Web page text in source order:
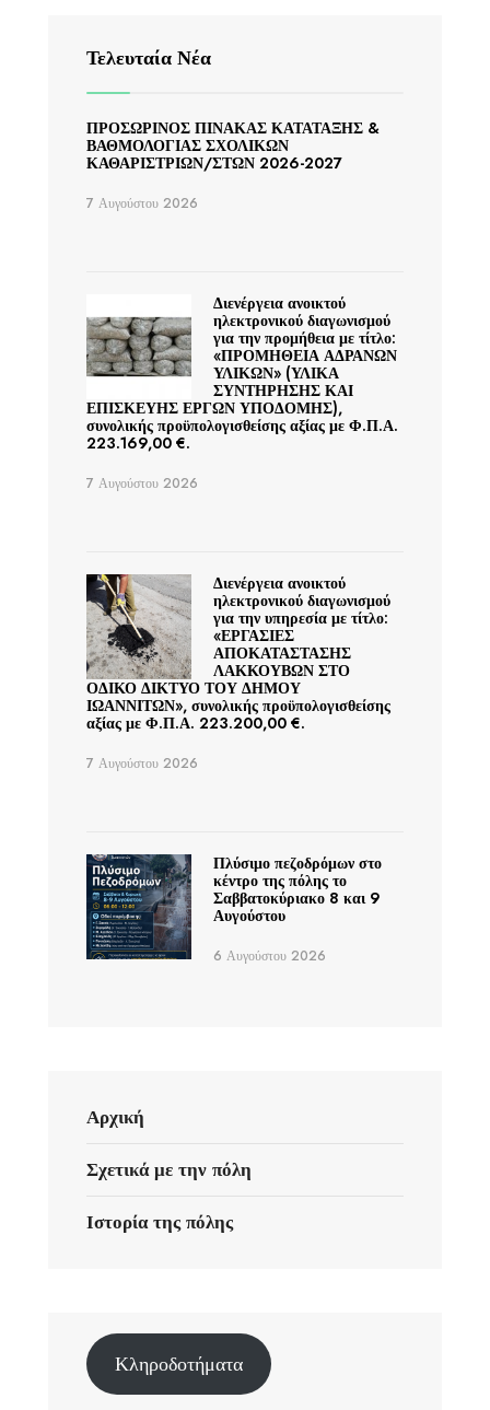
Τελευταία Νέα
ΠΡΟΣΩΡΙΝΟΣ ΠΙΝΑΚΑΣ ΚΑΤΑΤΑΞΗΣ &
ΒΑΘΜΟΛΟΓΙΑΣ ΣΧΟΛΙΚΩΝ
ΚΑΘΑΡΙΣΤΡΙΩΝ/ΣΤΩΝ 2026-2027
7 Αυγούστου 2026
Διενέργεια ανοικτού
ηλεκτρονικού διαγωνισμού
για την προμήθεια με τίτλο:
«ΠΡΟΜΗΘΕΙΑ ΑΔΡΑΝΩΝ
ΥΛΙΚΩΝ» (ΥΛΙΚΑ
ΣΥΝΤΗΡΗΣΗΣ ΚΑΙ
ΕΠΙΣΚΕΥΗΣ ΕΡΓΩΝ ΥΠΟΔΟΜΗΣ),
συνολικής προϋπολογισθείσης αξίας με Φ.Π.Α.
223.169,00 €.
7 Αυγούστου 2026
Διενέργεια ανοικτού
ηλεκτρονικού διαγωνισμού
για την υπηρεσία με τίτλο:
«ΕΡΓΑΣΙΕΣ
ΑΠΟΚΑΤΑΣΤΑΣΗΣ
ΛΑΚΚΟΥΒΩΝ ΣΤΟ
ΟΔΙΚΟ ΔΙΚΤΥΟ ΤΟΥ ΔΗΜΟΥ
ΙΩΑΝΝΙΤΩΝ», συνολικής προϋπολογισθείσης
αξίας με Φ.Π.Α. 223.200,00 €.
7 Αυγούστου 2026
Πλύσιμο πεζοδρόμων στο
κέντρο της πόλης το
Σαββατοκύριακο 8 και 9
Αυγούστου
6 Αυγούστου 2026
Αρχική
Σχετικά με την πόλη
Ιστορία της πόλης
Κληροδοτήματα